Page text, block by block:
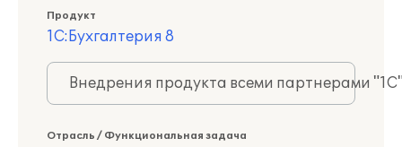
Продукт
1С:Бухгалтерия 8
Внедрения продукта всеми партнерами
Отрасль / Функциональная задача